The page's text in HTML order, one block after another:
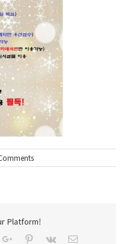
Platform!
Google+Pinterest
Vk Email